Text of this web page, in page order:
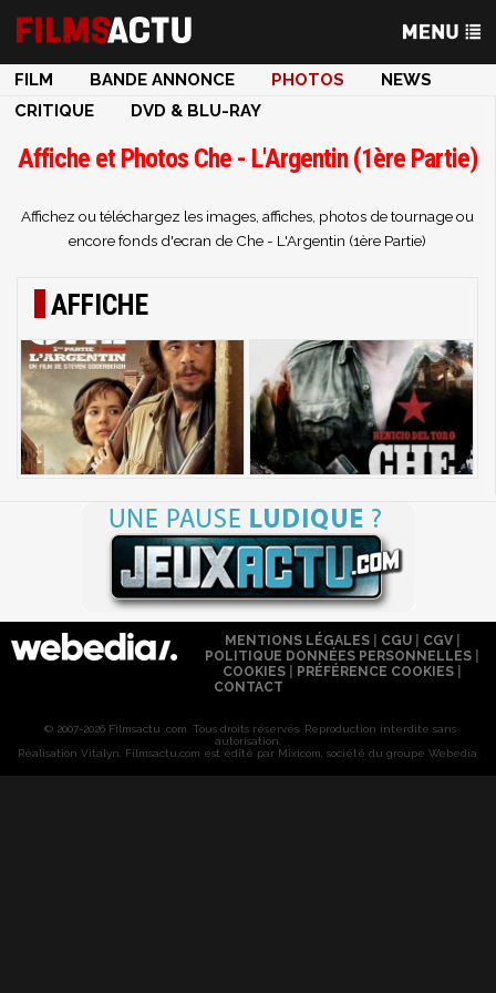
FILM BANDE ANNONCE PHOTOS
NEWS
CRITIQUE
DVD & BLU-RAY
Affiche et Photos Che - L'Argentin (1ère Partie)
Affichez ou téléchargez les images, affiches, photos de tournage ou
encore fonds d'ecran de Che - L'Argentin (1ère Partie)
AFFICHE
MENTIONS LÉGALES| CGU| CGV|
POLITIQUE DONNÉES PERSONNELLES
COOKIES
PRÉFÉRENCE COOKIES
CONTACT
© 2007-2026 Filmsactu .com. Tous droits réservés. Reproduction interdite sans
autorisation.
Réalisation Vitalyn . Filmsactu .com est édité par Mixicom, société du groupe Webedia.